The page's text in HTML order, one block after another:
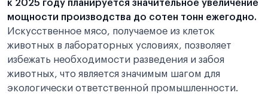
к 2025 году планируется значительное увеличение
мощности производства до сотен тонн ежегодно.
Искусственное мясо, получаемое из клеток
животных в лабораторных условиях, позволяет
избежать необходимости разведения и забоя
животных, что является значимым шагом для
экологически ответственной промышленности.